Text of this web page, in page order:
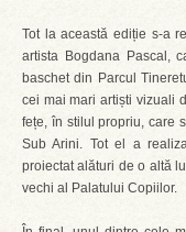
Tot la această ediție s-a
artista Bogdana Pascal,
baschet din Parcul
cei mai mari artiști vizuali
fețe, în stilul propriu, care
Sub Arini. Tot el a
proiectat alături de o altă
vechi al Palatului Copiilor.